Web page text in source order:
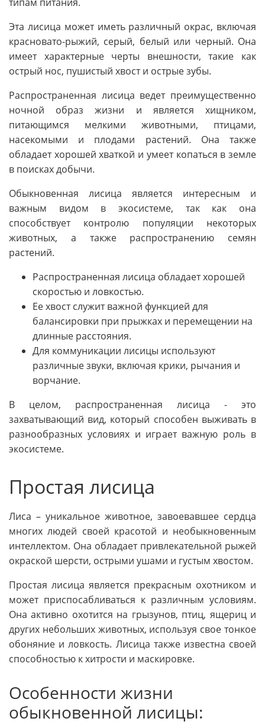
Эта лисица может иметь различный окрас, включая
красновато-рыжий, серый, белый или черный. Она
имеет характерные черты внешности, такие как
острый нос, пушистый хвост и острые зубы.
Распространенная лисица ведет преимущественно
ночной образ жизни и является хищником,
питающимся мелкими животными, птицами,
насекомыми и плодами растений. Она также
обладает хорошей хваткой и умеет копаться в земле
в поисках добычи.
Обыкновенная лисица является интересным и
важным видом в экосистеме, так как она
способствует контролю популяции некоторых
животных, а также распространению семян
растений.
Распространенная лисица обладает хорошей
скоростью и ловкостью.
Ее хвост служит важной функцией для
балансировки при прыжках и перемещении на
длинные расстояния.
Для коммуникации лисицы используют
различные звуки, включая крики, рычания и
ворчание.
В целом, распространенная лисица - это
захватывающий вид, который способен выживать в
разнообразных условиях и играет важную роль в
экосистеме.
Простая лисица
Лиса – уникальное животное, завоевавшее сердца
многих людей своей красотой и необыкновенным
интеллектом. Она обладает привлекательной рыжей
окраской шерсти, острыми ушами и густым хвостом.
Простая лисица является прекрасным охотником и
может приспосабливаться к различным условиям.
Она активно охотится на грызунов, птиц, ящериц и
других небольших животных, используя свое тонкое
обоняние и ловкость. Лисица также известна своей
способностью к хитрости и маскировке.
Особенности жизни
обыкновенной лисицы: